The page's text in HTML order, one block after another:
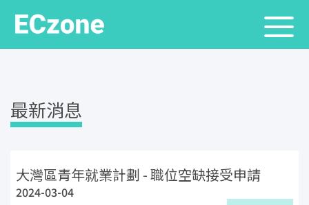
最新消息
大灣區青年就業計劃 - 職位空缺接受申請
2024-03-04